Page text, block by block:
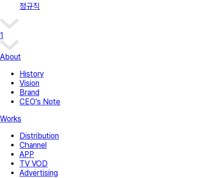
정규직
1
About
History
Vision
Brand
CEO's Note
Works
Distribution
Channel
APP
TV VOD
Advertising